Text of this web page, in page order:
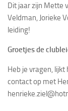
Dit jaar zijn Mette
Veldman, Jorieke
leiding!
Groetjes de
Heb je vragen,
contact op met